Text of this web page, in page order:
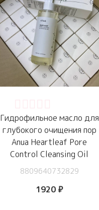
Гидрофильное масло для
глубокого очищения пор
Anua Heartleaf Pore
Control Cleansing Oil
8809640732829
1920 ₽